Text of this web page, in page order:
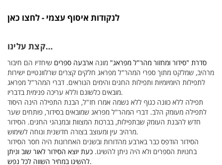
לנקודות איסוף עצמי - לחצו כאן
קצת עלינו…
סדרת "סידור ומחזור מהר"ל מפראג" מונה ארבעה ספרים שיחדיו הם חיבור
מרהיב, שמלקט מתוך ספרי המהר"ל מפראג חלקים קצרים שרלוונטיים ישירות
לתפילות היומיומיות ותפילות החגים והימים הנוראים. דברי המהר"ל מפראג
מובאים כלשונם וללא עריכה פנימית בדבריו.
תפילה ללא כוונה כגוף ללא נשמה אמרו חז"ל, הבנת התפילה הינה היסוד
לתפילה מעומק הלב. דברי המהר"ל מפראג שמובאים בסידור, פותחים שער
חדש להבנת העומק שבתפילות, בברכות המצוות ובמנהגי החגים. הסידור
מרהיב עין ומעוצב בצורה חדשנית ונוחה לשימוש.
הסידור הודפס כבר בארבע מהדורות ובשנים האחרונות היה חסר הסידור
בחנויות הספרים ולא היה ניתן להשיגו. כעת יוצא הסידור לאור שוב וניתן
להשיגו במחיר השווה לכל נפש.